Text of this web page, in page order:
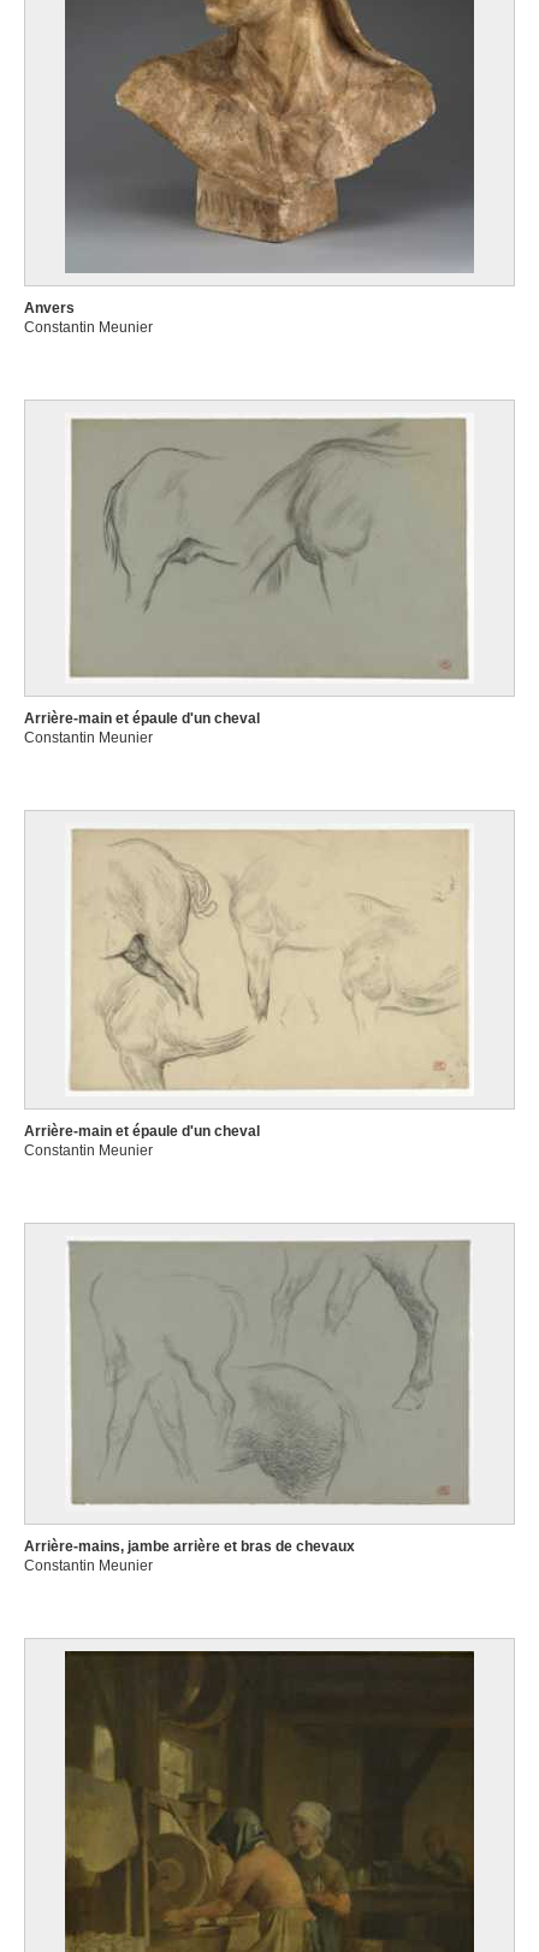
Anvers
Constantin Meunier
Arrière-main et épaule d'un cheval
Constantin Meunier
Arrière-main et épaule d'un cheval
Constantin Meunier
Arrière-mains, jambe arrière et bras de chevaux
Constantin Meunier